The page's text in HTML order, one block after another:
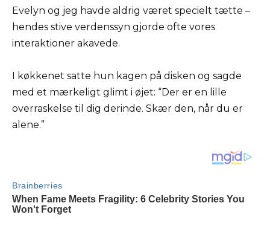
Evelyn og jeg havde aldrig været specielt tætte –
hendes stive verdenssyn gjorde ofte vores
interaktioner akavede.
I køkkenet satte hun kagen på disken og sagde
med et mærkeligt glimt i øjet: “Der er en lille
overraskelse til dig derinde. Skær den, når du er
alene.”